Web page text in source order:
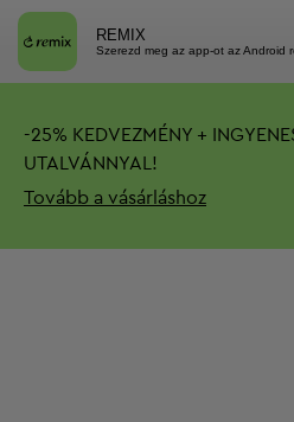
REMIX
Szerezd meg az app-ot az Android
-25% KEDVEZMÉNY +
UTALVÁNNYAL!
Tovább a vásárláshoz